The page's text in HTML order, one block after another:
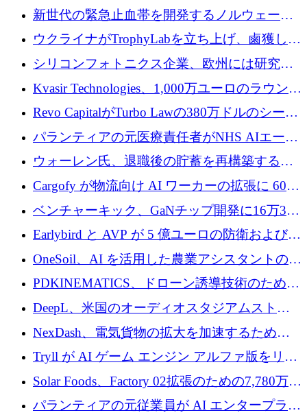
億ユーロの防衛および二重用途成長基金EDM
を開始、ヨーロッパのシリコンフォトニクス
に警告
新世代の緊急止血帯を開発するノルウェーの
スタートアップ企業を紹介する
ウクライナがTrophyLabを立ち上げ、鹵獲した
ロシア兵器を戦場の研究開発プラットフォー
ムに変える
シリコンフォトニクス企業、欧州には研究を
商業的に成功させるためのインフラが不足し
Kvasir Technologies、1,000万ユーロのラウンド
で成長を促進
Revo CapitalがTurbo Lawの380万ドルのシード
ラウンドを主導し、訴訟プラットフォームを
パランティアの元医療責任者がNHS AIエージ
ェントの立ち上げに1,000万ポンドを調達
ウォーレン氏、退職後の貯蓄を再構築するた
めに1,000万ユーロを調達
Cargofy が物流向け AI ワーカーの拡張に 600
万ドルを獲得
ベンチャーキック、GaNチップ開発に16万3千
ユーロでMinisaを支援
Earlybird と AVP が 5 億ユーロの防衛および二
重用途の成長基金である E2D を立ち上げる
OneSoil、AI を活用した農業アシスタントの拡
大に​​ 100 万ユーロを確保
PDKINEMATICS、ドローン誘導技術のために
200 万ユーロを調達
DeepL、米国のオーディオスタジアムストリ
ーミング事業Mixhaloを買収
NexDash、電気貨物の拡大を加速するために
EIT Urban Mobilityから250万ユーロを確保
Tryll が AI ゲーム エンジン アルファ版をリリ
ースし、60 万ドルのプレシード資金を確保
Solar Foods、Factory 02拡張のための7,780万ユ
ーロの資金調達パッケージを獲得
パランティアの元従業員が AI エンタープライ